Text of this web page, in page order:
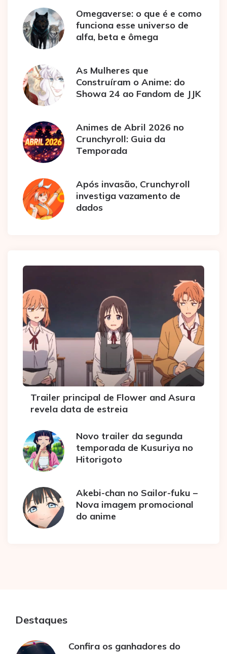
Omegaverse: o que é e como
funciona esse universo de
alfa, beta e ômega
As Mulheres que
Construíram o Anime: do
Showa 24 ao Fandom de JJK
Animes de Abril 2026 no
Crunchyroll: Guia da
Temporada
Após invasão, Crunchyroll
investiga vazamento de
dados
Trailer principal de Flower and Asura
revela data de estreia
Novo trailer da segunda
temporada de Kusuriya no
Hitorigoto
Akebi-chan no Sailor-fuku –
Nova imagem promocional
do anime
Destaques
Confira os ganhadores do